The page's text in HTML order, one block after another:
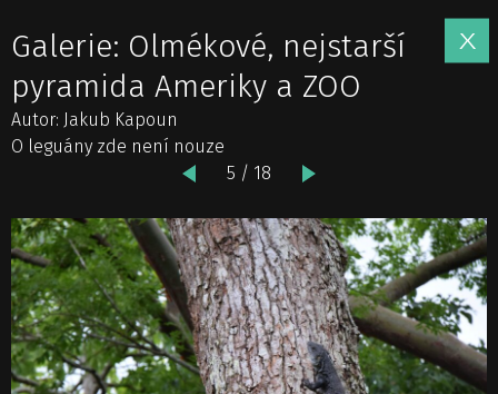
Galerie: Olmékové, nejstarší
pyramida Ameriky a ZOO
Autor: Jakub Kapoun
O leguány zde není nouze
5 / 18